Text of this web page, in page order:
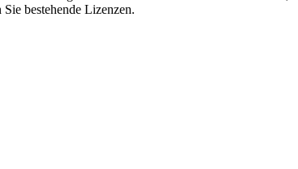
bestehende Lizenzen.